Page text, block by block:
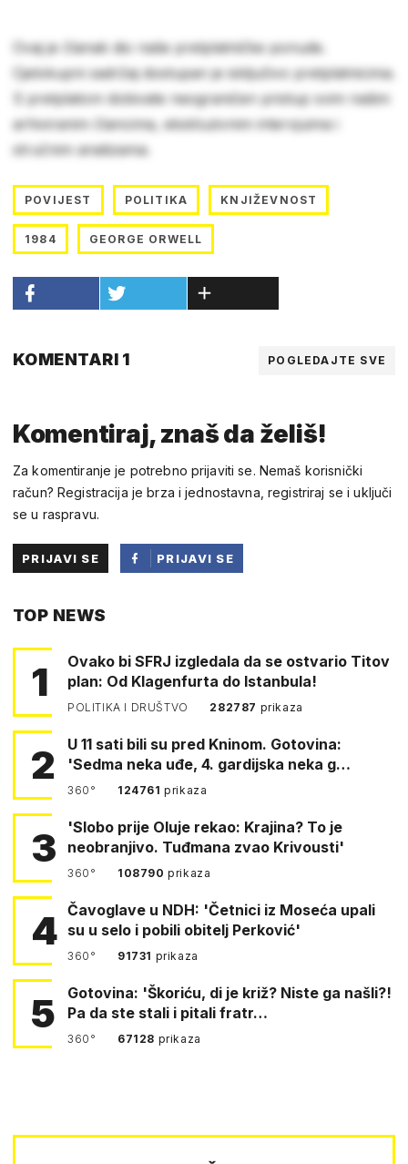
Ovaj je članak dio naše pretplatničke ponude.
Cjelokupni sadržaj dostupan je isključivo pretplatnicima.
S pretplatom dobivate neograničen pristup svim našim
arhiviranim člancima, ekskluzivnim intervjuima i
stručnim analizama.
POVIJEST POLITIKA KNJIŽEVNOST
1984 GEORGE ORWELL
KOMENTARI 1 POGLEDAJTE SVE
Komentiraj, znaš da želiš!
Za komentiranje je potrebno prijaviti se. Nemaš korisnički
račun? Registracija je brza i jednostavna, registriraj se i uključi
se u raspravu.
PRIJAVI SE
PRIJAVI SE
TOP NEWS
1
Ovako bi SFRJ izgledala da se ostvario Titov
plan: Od Klagenfurta do Istanbula!
POLITIKA I DRUŠTVO 282787 prikaza
2
U 11 sati bili su pred Kninom. Gotovina:
'Sedma neka uđe, 4. gardijska neka g…
360° 124761prikaza
3
'Slobo prije Oluje rekao: Krajina? To je
neobranjivo. Tuđmana zvao Krivousti'
360° 108790prikaza
4 Čavoglave u NDH: 'Četnici iz Moseća upali
su u selo i pobili obitelj Perković'
360° 91731 prikaza
5
Gotovina: 'Škoriću, di je križ? Niste ga našli?!
Pa da ste stali i pitali fratr…
360° 67128 prikaza